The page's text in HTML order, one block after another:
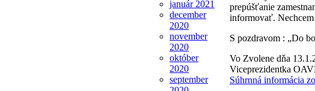
január 2021
december
2020
november
2020
október
2020
september
prepúšťanie
informovať.
S pozdravom : „Do
Vo Zvolene dňa
Viceprezidentka
Súhrnná informácia